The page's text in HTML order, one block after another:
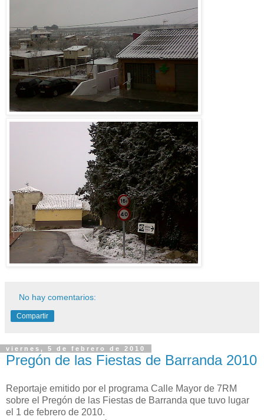
No hay comentarios:
Compartir
viernes, 5 de febrero de 2010
Pregón de las Fiestas de Barranda 2010
Reportaje emitido por el programa Calle Mayor de 7RM
sobre el Pregón de las Fiestas de Barranda que tuvo lugar
el 1 de febrero de 2010.